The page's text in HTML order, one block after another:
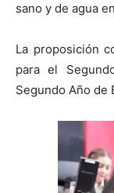
sano y de agua
La proposición
para el
Segundo Año de